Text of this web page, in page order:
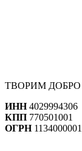
ТВОРИМ
ИНН4029994306
КПП 770501001
ОГРН